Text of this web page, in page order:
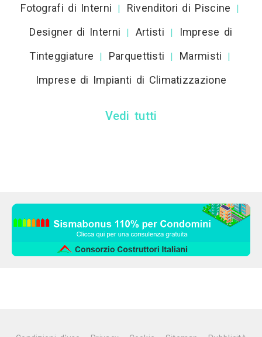
Fotografi di Interni | Rivenditori di Piscine |
Designer di Interni | Artisti |
Imprese di
Tinteggiature
| Parquettisti | Marmisti |
Imprese di Impianti di Climatizzazione
Vedi tutti